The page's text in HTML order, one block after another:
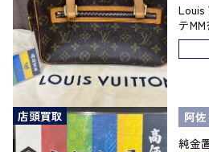
Louis
テ
店頭買取 阿
純金